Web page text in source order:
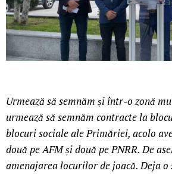
Urmează să semnăm și într-o zonă
urmează să semnăm contracte la
blocuri sociale ale Primăriei, acolo
două pe AFM și două pe PNRR. De
amenajarea locurilor de joacă. Deja o